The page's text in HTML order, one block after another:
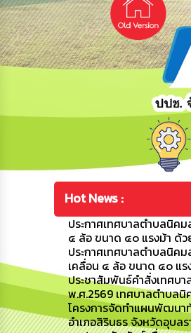
Hot News :
ประกาศเทศบาลตำบลนิค
๔ ล้อ ขนาด ๔๐ แรงม้า ด้ว
ประกาศเทศบาลตำบลนิคม
เคลื่อน ๔ ล้อ ขนาด ๔๐ แร
ประชาสัมพันธ์คำสั่งเทศบ
พ.ศ.2569 เทศบาลตำบลนิ
โครงการจัดทำแผนพัฒนา
อำเภอสิรินธร จังหวัดอุบล